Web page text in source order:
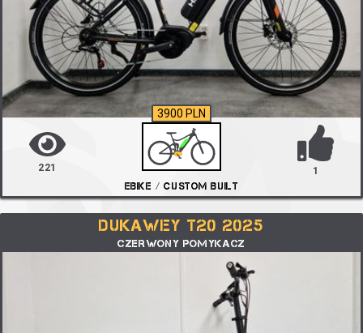
221
EBIKE / CUSTOM BUILT
1
3900 PLN
DUKAWEY T20 2025
CZERWONY POMYKACZ